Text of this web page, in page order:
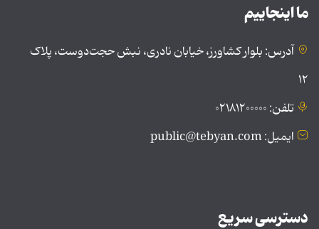
ما اینجاییم
آدرس: بلوار کشاورز، خیابان نادری، نبش حجت‌دوست، پلاک
۱۲
تلفن: ۰۲۱۸۱۲۰۰۰۰۰
ایمیل: public@tebyan.com
دسترسی سریع